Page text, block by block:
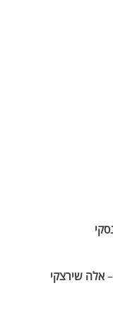
אלה שירצקי